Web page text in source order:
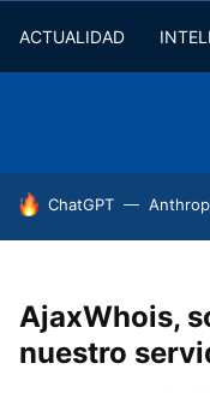
ACTUALIDAD
HOY SE HABLA DE
ChatGPT
AjaxWhois,
nuestro